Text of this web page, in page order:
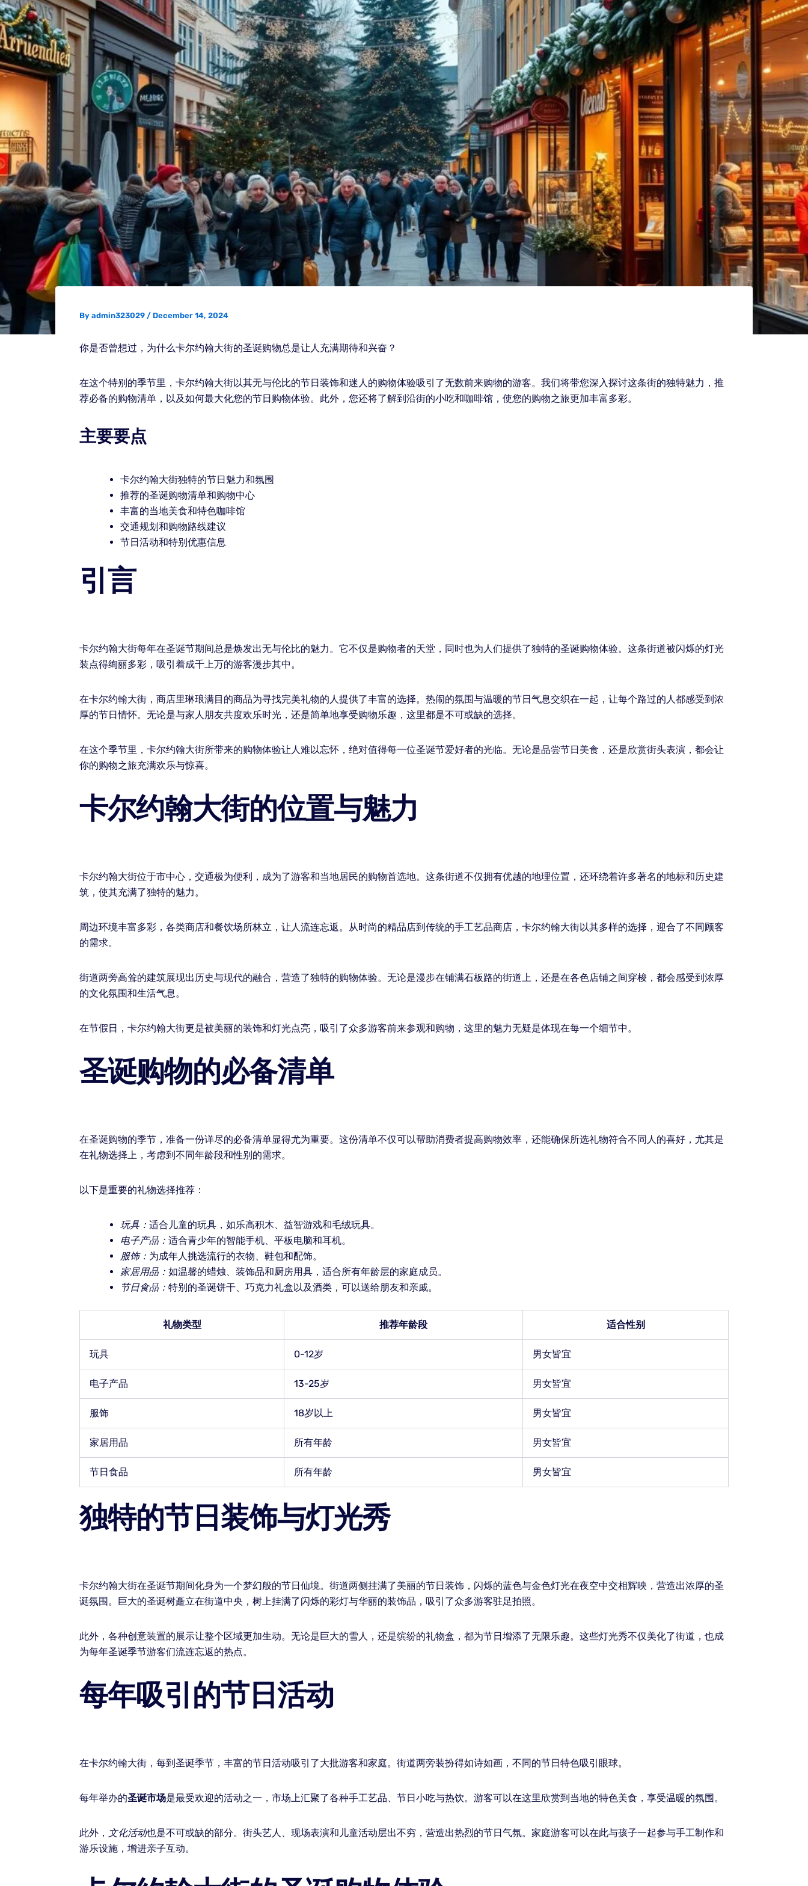
By admin323029 / December 14, 2024
你是否曾想过，为什么卡尔约翰大街的圣诞购物总是让人充满期待和兴奋？
在这个特别的季节里，卡尔约翰大街以其无与伦比的节日装饰和迷人的购物体验吸引了无数前来购物的游客。我们将带您深入探讨这条街的独特魅力，推
荐必备的购物清单，以及如何最大化您的节日购物体验。此外，您还将了解到沿街的小吃和咖啡馆，使您的购物之旅更加丰富多彩。
主要要点
卡尔约翰大街独特的节日魅力和氛围
推荐的圣诞购物清单和购物中心
丰富的当地美食和特色咖啡馆
交通规划和购物路线建议
节日活动和特别优惠信息
引言
卡尔约翰大街每年在圣诞节期间总是焕发出无与伦比的魅力。它不仅是购物者的天堂，同时也为人们提供了独特的圣诞购物体验。这条街道被闪烁的灯光
装点得绚丽多彩，吸引着成千上万的游客漫步其中。
在卡尔约翰大街，商店里琳琅满目的商品为寻找完美礼物的人提供了丰富的选择。热闹的氛围与温暖的节日气息交织在一起，让每个路过的人都感受到浓
厚的节日情怀。无论是与家人朋友共度欢乐时光，还是简单地享受购物乐趣，这里都是不可或缺的选择。
在这个季节里，卡尔约翰大街所带来的购物体验让人难以忘怀，绝对值得每一位圣诞节爱好者的光临。无论是品尝节日美食，还是欣赏街头表演，都会让
你的购物之旅充满欢乐与惊喜。
卡尔约翰大街的位置与魅力
卡尔约翰大街位于市中心，交通极为便利，成为了游客和当地居民的购物首选地。这条街道不仅拥有优越的地理位置，还环绕着许多著名的地标和历史建
筑，使其充满了独特的魅力。
周边环境丰富多彩，各类商店和餐饮场所林立，让人流连忘返。从时尚的精品店到传统的手工艺品商店，卡尔约翰大街以其多样的选择，迎合了不同顾客
的需求。
街道两旁高耸的建筑展现出历史与现代的融合，营造了独特的购物体验。无论是漫步在铺满石板路的街道上，还是在各色店铺之间穿梭，都会感受到浓厚
的文化氛围和生活气息。
在节假日，卡尔约翰大街更是被美丽的装饰和灯光点亮，吸引了众多游客前来参观和购物，这里的魅力无疑是体现在每一个细节中。
圣诞购物的必备清单
在圣诞购物的季节，准备一份详尽的必备清单显得尤为重要。这份清单不仅可以帮助消费者提高购物效率，还能确保所选礼物符合不同人的喜好，尤其是
在礼物选择上，考虑到不同年龄段和性别的需求。
以下是重要的礼物选择推荐：
玩具： 适合儿童的玩具，如乐高积木、益智游戏和毛绒玩具。
电子产品： 适合青少年的智能手机、平板电脑和耳机。
服饰： 为成年人挑选流行的衣物、鞋包和配饰。
家居用品： 如温馨的蜡烛、装饰品和厨房用具，适合所有年龄层的家庭成员。
节日食品： 特别的圣诞饼干、巧克力礼盒以及酒类，可以送给朋友和亲戚。
礼物类型 推荐年龄段 适合性别
玩具 0-12岁 男女皆宜
电子产品 13-25岁 男女皆宜
服饰 18岁以上 男女皆宜
家居用品 所有年龄 男女皆宜
节日食品 所有年龄 男女皆宜
独特的节日装饰与灯光秀
卡尔约翰大街在圣诞节期间化身为一个梦幻般的节日仙境。街道两侧挂满了美丽的节日装饰，闪烁的蓝色与金色灯光在夜空中交相辉映，营造出浓厚的圣
诞氛围。巨大的圣诞树矗立在街道中央，树上挂满了闪烁的彩灯与华丽的装饰品，吸引了众多游客驻足拍照。
此外，各种创意装置的展示让整个区域更加生动。无论是巨大的雪人，还是缤纷的礼物盒，都为节日增添了无限乐趣。这些灯光秀不仅美化了街道，也成
为每年圣诞季节游客们流连忘返的热点。
每年吸引的节日活动
在卡尔约翰大街，每到圣诞季节，丰富的节日活动吸引了大批游客和家庭。街道两旁装扮得如诗如画，不同的节日特色吸引眼球。
每年举办的圣诞市场是最受欢迎的活动之一，市场上汇聚了各种手工艺品、节日小吃与热饮。游客可以在这里欣赏到当地的特色美食，享受温暖的氛围。
此外， 文化活动也是不可或缺的部分。街头艺人、现场表演和儿童活动层出不穷，营造出热烈的节日气氛。家庭游客可以在此与孩子一起参与手工制作和
游乐设施，增进亲子互动。